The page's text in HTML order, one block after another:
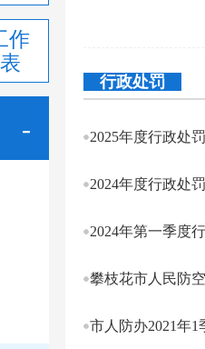
作
行政处罚
2025年度行政处
2024年度行政处
2024年第一季度
攀枝花市人民防
市人防办2021年